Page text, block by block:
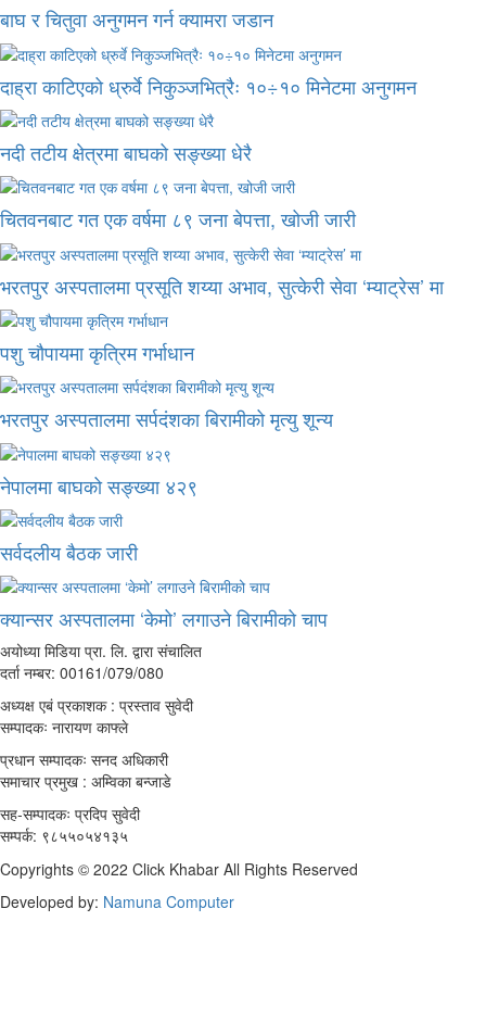
बाघ र चितुवा अनुगमन गर्न क्यामरा जडान
दाह्रा काटिएको ध्रुर्वे निकुञ्जभित्रैः १०÷१० मिनेटमा अनुगमन
नदी तटीय क्षेत्रमा बाघको सङ्ख्या धेरै
चितवनबाट गत एक वर्षमा ८९ जना बेपत्ता, खोजी जारी
भरतपुर अस्पतालमा प्रसूति शय्या अभाव, सुत्केरी सेवा ‘म्याट्रेस’ मा
पशु चौपायमा कृत्रिम गर्भाधान
भरतपुर अस्पतालमा सर्पदंशका बिरामीको मृत्यु शून्य
नेपालमा बाघको सङ्ख्या ४२९
सर्वदलीय बैठक जारी
क्यान्सर अस्पतालमा ‘केमो’ लगाउने बिरामीको चाप
अयोध्या मिडिया प्रा. लि. द्वारा संचालित
दर्ता नम्बर: 00161/079/080
अध्यक्ष एबं प्रकाशक : प्रस्ताव सुवेदी
सम्पादकः नारायण काफ्ले
प्रधान सम्पादकः सनद अधिकारी
समाचार प्रमुख : अम्विका बन्जाडे
सह-सम्पादकः प्रदिप सुवेदी
सम्पर्क: ९८५५०५४१३५
Copyrights © 2022 Click Khabar All Rights Reserved
Developed by: Namuna Computer